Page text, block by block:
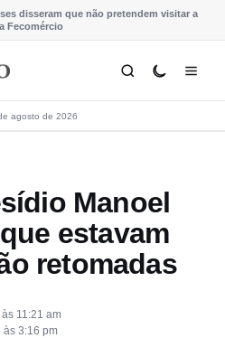
disseram que não pretendem visitar a
Fecomércio
agosto de 2026
Manoel
estavam
retomadas
11:21 am
às 3:16 pm